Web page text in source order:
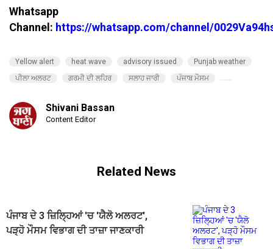
Whatsapp
Channel: https://whatsapp.com/channel/
Yellow alert heat wave advisory issued
Punjab weather
ਪੀਲਾ ਅਲਰਟ
ਗਰਮੀ ਦੀ ਲਹਿਰ ਸਲਾਹ ਜਾਰੀ ਪੰਜਾਬ ਮੌਸਮ
Shivani Bassan
Content Editor
Related News
ਪੰਜਾਬ ਦੇ 3 ਜ਼ਿਲ੍ਹਿਆਂ 'ਚ 'ਯੈਲੋ ਅਲਰਟ',
ਪੜ੍ਹੋ ਮੌਸਮ ਵਿਭਾਗ ਦੀ ਤਾਜ਼ਾ ਜਾਣਕਾਰੀ